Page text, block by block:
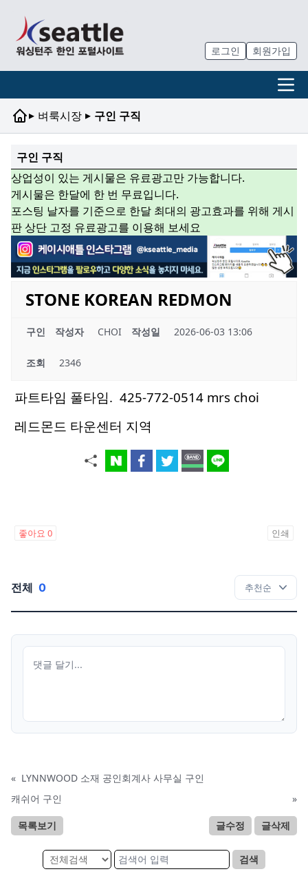
로그인 회원가입
▸ 벼룩시장 ▸ 구인 구직
구인 구직
상업성이 있는 게시물은 유료광고만 가능합니다.
게시물은 한달에 한 번 무료입니다.
포스팅 날자를 기준으로 한달 최대의 광고효과를 위해 게시
판 상단 고정 유료광고를 이용해 보세요
STONE KOREAN REDMON
구인 작성자 CHOI 작성일 2026-06-03 13:06
조회 2346
파트타임 풀타임. 425-772-0514 mrs choi
레드몬드 타운센터 지역
좋아요 0 인쇄
전체 0
« LYNNWOOD 소재 공인회계사 사무실 구인
캐쉬어 구인
»
목록보기 글수정 글삭제
검색